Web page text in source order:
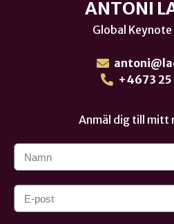
ANTONI
Global Keynote
+4673 25
Anmäl dig till mitt